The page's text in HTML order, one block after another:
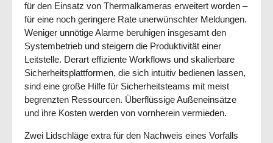
für den Einsatz von Thermalkameras erweitert worden –
für eine noch geringere Rate unerwünschter Meldungen.
Weniger unnötige Alarme beruhigen insgesamt den
Systembetrieb und steigern die Produktivität einer
Leitstelle. Derart effiziente Workflows und skalierbare
Sicherheitsplattformen, die sich intuitiv bedienen lassen,
sind eine große Hilfe für Sicherheitsteams mit meist
begrenzten Ressourcen. Überflüssige Außeneinsätze
und ihre Kosten werden von vornherein vermieden.
Zwei Lidschläge extra für den Nachweis eines Vorfalls